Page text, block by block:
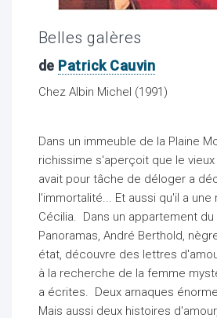
Belles galères
de Patrick Cauvin
Chez Albin Michel (1991)
Dans un immeuble de la Plaine
richissime s'aperçoit que le
avait pour tâche de déloger a
l'immortalité... Et aussi qu'il a une
Cécilia. Dans un appartement
Panoramas, André Berthold,
état, découvre des lettres
à la recherche de la femme
a écrites. Deux arnaques
Mais aussi deux histoires